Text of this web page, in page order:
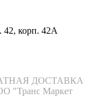
42, корп. 42А
ДОСТАВКА
"Транс Маркет